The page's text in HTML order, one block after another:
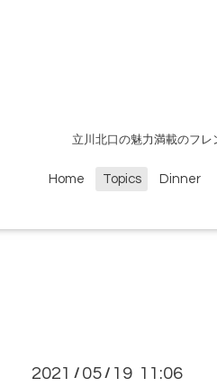
立川北口の魅力満載のフ
Home Topics Dinner
2021 / 05 / 19 11:06